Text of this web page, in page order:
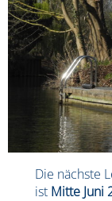
Die nächste
ist Mitte Juni